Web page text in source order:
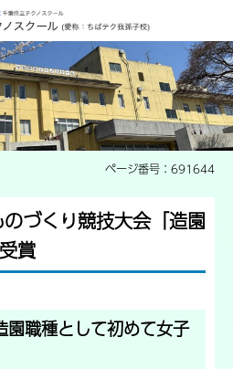
観画像
ページ番号：691644
づくり競技大会「造園
賞
園職種として初めて女子